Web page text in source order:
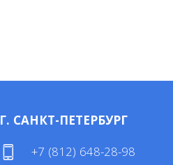
Г. САНКТ-ПЕТЕРБУРГ
+7 (812) 648-28-98